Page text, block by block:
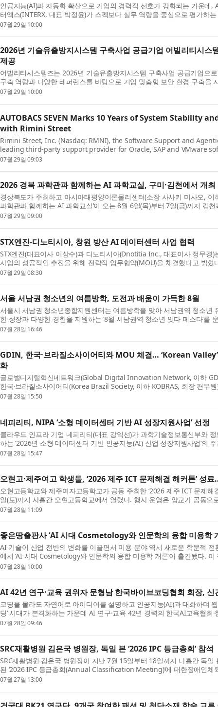
인공지능(AI)과 자동화 확산으로 기업의 경력직 선호가 강화되는 가운데,
터엑스(INTERX, 대표 박정윤)가 스펙보다 실무 역량을 중심으로 평가하
인터엑스는 AX·프로젝트 매니지먼트(PM)·전략·마케...
07월 29일 10:00
2026년 기술유출방지시스템 구축사업 공급기업 어빌리티시스
제공
어빌리티시스템즈는 2026년 기술유출방지시스템 구축사업 공급기업으
구축 역량과 다양한 레퍼런스를 바탕으로 기업 맞춤형 보안 환경 구축을
방지시스템 구축사업은 중소기업의 기술유출을 예방하...
07월 29일 10:00
AUTOBACS SEVEN Marks 10 Years of System Stability
with Rimini Street
Rimini Street, Inc. (Nasdaq: RMNI), the Software Support and
leading third-party support provider for Oracle, SAP and VMware
AUTOBACS SEVEN Co., Ltd. celebrates its 10-year partnership...
07월 29일 09:03
2026 경북 과학관과 함께하는 AI 과학교실, 구미·김천에서 개최
경상북도가 주최하고 아시아태평양이론물리센터(소장 사사키 미사오, 이
과학관과 함께하는 AI 과학교실’이 오는 8월 6일(목)부터 7일(금)까지 김
(목)부터 14일(금)까지 구미과학관에서 열린다. 이번 ...
07월 29일 09:00
STX엔진-디노티시아, 창원 방산 AI 데이터센터 사업 협력
STX엔진(대표이사 이상수)과 디노티시아(Dnotitia Inc., 대표이사 정무경
사업의 성공적인 추진을 위해 전략적 업무협약(MOU)을 체결했다고 밝
인공지능(AI) 활용 확대와 데이터 기반 국방 역량 강...
07월 29일 08:30
서울 서남권 청소년의 여름방학, 도전과 배움이 가득한 8월
서울시 서남권 청소년종합지원센터는 여름방학을 맞아 서남권역 청소년
한 성장과 다양한 경험을 지원하는 ‘8월 서남권역 청소년 잇다 페스타’를
△인공지능(AI) 활용 경진대회 △국제 교류 및 봉사 △...
07월 28일 16:46
GDIN, 한국·브라질소사이어티와 MOU 체결… ‘Korean
화
글로벌디지털혁신네트워크(Global Digital Innovation Network, 이하
한국·브라질소사이어티(Korea Brazil Society, 이하 KOBRAS, 회장 편무
진출 및 한-브라질 협력 지원에 관한 양해각서(MOU)...
07월 28일 15:50
네피리티, NIPA ‘소형 데이터센터 기반 AI 성장지원사업’ 선정
클라우드 인프라 기업 네피리티(대표 강익선)가 과학기술정보통신부와
하는 ‘2026년 소형 데이터센터 기반 인공지능(AI) 산업 성장지원사업’의
혔다. 전국 10개 과제가 경합한 이번 공모에서 네피리...
07월 28일 15:47
오현고·제주여고 학생들, ‘2026 제주 ICT 문제해결 해커톤’ 성
오현고등학교와 제주여자고등학교가 공동 주최한 ‘2026 제주 ICT 문제해
일(토)까지 사흘간 오현고등학교에서 열렸다. 행사 운영은 양교가 공동으
기업 위니브(대표 이호준)가 담당했다. 이번 해커...
07월 28일 11:09
좋은땅출판사 ‘AI 시대 Cosmetology와 인문학의 융합 미용학
AI 기술이 산업 전반의 변화를 이끌면서 미용 분야 역시 새로운 학문적
에서 ‘AI 시대 Cosmetology와 인문학의 융합 미용학 개론’이 출간됐다.
바탕으로 인문학과 교육학, 디지털 기술을 접목해...
07월 28일 10:00
AI 42년 연구·교육 권위자 문형남 한국바이브코딩협회 회장, 신
코딩을 몰라도 자연어로 아이디어를 설명하고 인공지능(AI)과 대화하며 웹
딩’ 시대가 본격화하는 가운데 AI 연구·교육 42년 경력의 한국AI교육협회
남 숙명여자대학교 한류국제대학 학장 겸 교수가 ...
07월 28일 09:46
SRC재활병원 김은국 병원장, 독일 본 ‘2026 IPC 등급총회’ 참석
SRC재활병원 김은국 병원장이 지난 7월 15일부터 18일까지 나흘간 독일
된 ‘2026 IPC 등급총회(Annual Classification Meeting)’에 대한장애인
석해 국제 장애인 스포츠 등급분류와 스포츠의학의 최...
07월 27일 13:00